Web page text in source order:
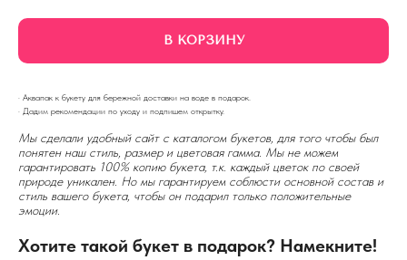
В КОРЗИНУ
· Аквапак к букету для бережной доставки на воде в подарок.
· Дадим рекомендации по уходу и подпишем открытку.
Мы сделали удобный сайт с каталогом букетов, для того чтобы был
понятен наш стиль, размер и цветовая гамма. Мы не можем
гарантировать 100% копию букета, т.к. каждый цветок по своей
природе уникален. Но мы гарантируем соблюсти основной состав и
стиль вашего букета, чтобы он подарил только положительные
эмоции.
Хотите такой букет в подарок? Намекните!